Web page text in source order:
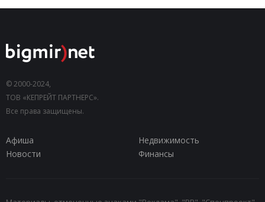
© 2000-2024,
ТОВ «КЕПРЕЙТ ПАРТНЕРС».
Все права защищены.
Афиша
Недвижимость
Новости
Финансы